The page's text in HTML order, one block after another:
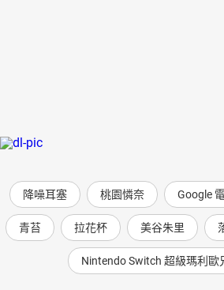
降噪耳塞 桃園憐奈 Google
青苔 拉花杯 美谷朱里
Nintendo Switch 超級瑪利歐